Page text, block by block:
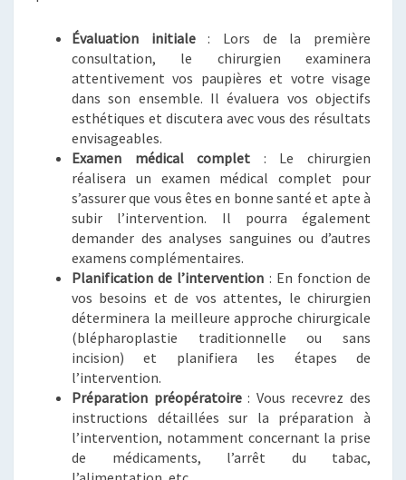
Évaluation initiale: Lors de la première
consultation, le chirurgien examinera
attentivement vos paupières et votre visage
dans son ensemble. Il évaluera vos objectifs
esthétiques et discutera avec vous des résultats
envisageables.
Examen médical complet : Le chirurgien
réalisera un examen médical complet pour
s’assurer que vous êtes en bonne santé et apte à
subir l’intervention. Il pourra également
demander des analyses sanguines ou d’autres
examens complémentaires.
Planification de l’intervention : En fonction de
vos besoins et de vos attentes, le chirurgien
déterminera la meilleure approche chirurgicale
(blépharoplastie traditionnelle ou sans
incision) et planifiera les étapes de
l’intervention.
Préparation préopératoire: Vous recevrez des
instructions détaillées sur la préparation à
l’intervention, notamment concernant la prise
de médicaments, l’arrêt du tabac,